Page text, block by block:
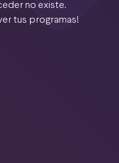
no existe.
tus programas!